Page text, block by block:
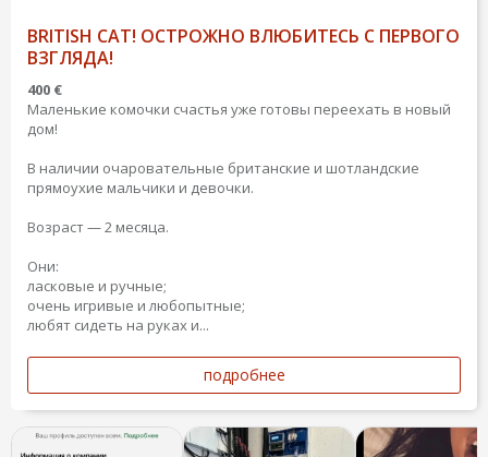
BRITISH CAT! ОСТРОЖНО ВЛЮБИТЕСЬ С ПЕРВОГО
ВЗГЛЯДА!
400 €
Маленькие комочки счастья уже готовы переехать в новый
дом!
В наличии очаровательные британские и шотландские
прямоухие мальчики и девочки.
Возраст — 2 месяца.
Они:
ласковые и ручные;
очень игривые и любопытные;
любят сидеть на руках и...
подробнее